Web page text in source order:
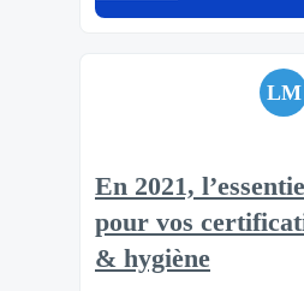
LM
En 2021,
pour vos
& hygiène